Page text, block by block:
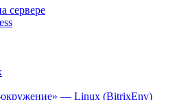
сервере
окружение» — Linux (BitrixEnv)